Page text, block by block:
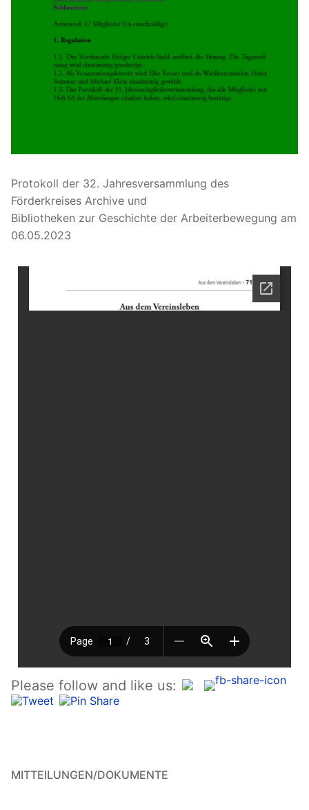
Protokoll der 32. Jahresversammlung des
Förderkreises Archive und
Bibliotheken zur Geschichte der Arbeiterbewegung am
06.05.2023
Please follow and like us:
MITTEILUNGEN/DOKUMENTE